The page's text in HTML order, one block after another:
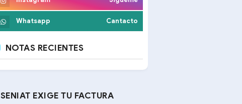
Whatsapp Cantacto
NOTAS RECIENTES
SENIAT EXIGE TU FACTURA